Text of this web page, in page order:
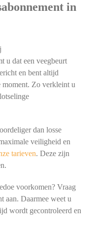
in
u dat een veegbeurt
en bent altijd
moment. Zo verkleint u
dan losse
veiligheid en
tarieven. Deze zijn
voorkomen? Vraag
aan. Daarmee weet u
wordt gecontroleerd en